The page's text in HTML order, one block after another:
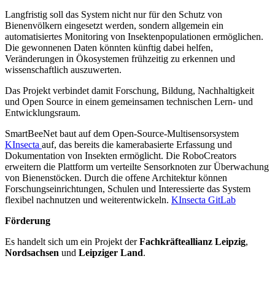
Langfristig soll das System nicht nur für den Schutz von
Bienenvölkern eingesetzt werden, sondern allgemein ein
automatisiertes Monitoring von Insektenpopulationen ermöglichen.
Die gewonnenen Daten könnten künftig dabei helfen,
Veränderungen in Ökosystemen frühzeitig zu erkennen und
wissenschaftlich auszuwerten.
Das Projekt verbindet damit Forschung, Bildung, Nachhaltigkeit
und Open Source in einem gemeinsamen technischen Lern- und
Entwicklungsraum.
SmartBeeNet baut auf dem Open-Source-Multisensorsystem
KInsecta auf, das bereits die kamerabasierte Erfassung und
Dokumentation von Insekten ermöglicht. Die RoboCreators
erweitern die Plattform um verteilte Sensorknoten zur Überwachung
von Bienenstöcken. Durch die offene Architektur können
Forschungseinrichtungen, Schulen und Interessierte das System
flexibel nachnutzen und weiterentwickeln. KInsecta GitLab
Förderung
Es handelt sich um ein Projekt derFachkräfteallianz Leipzig,
Nordsachsen und Leipziger Land.